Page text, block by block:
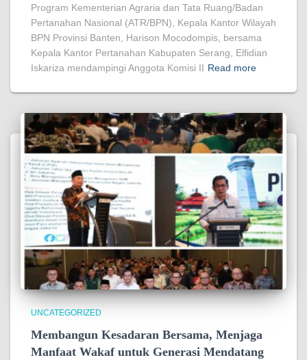
Program Kementerian Agraria dan Tata Ruang/Badan
Pertanahan Nasional (ATR/BPN), Kepala Kantor Wilayah
BPN Provinsi Banten, Harison Mocodompis, bersama
Kepala Kantor Pertanahan Kabupaten Serang, Elfidian
Iskariza mendampingi Anggota Komisi II Read more
UNCATEGORIZED
Membangun Kesadaran Bersama, Menjaga
Manfaat Wakaf untuk Generasi Mendatang